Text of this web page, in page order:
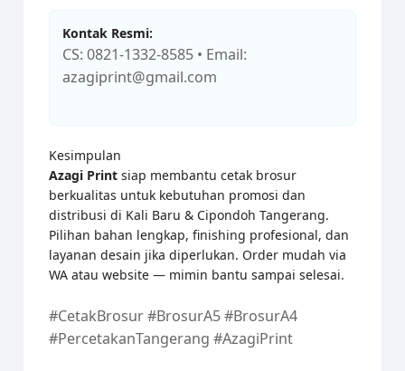
Kontak Resmi:
CS: 0821-1332-8585 • Email:
azagiprint@gmail.com
Kesimpulan
Azagi Printsiap membantu cetak brosur
berkualitas untuk kebutuhan promosi dan
distribusi di Kali Baru & Cipondoh Tangerang.
Pilihan bahan lengkap, finishing profesional, dan
layanan desain jika diperlukan. Order mudah via
WA atau website — mimin bantu sampai selesai.
#CetakBrosur #BrosurA5 #BrosurA4
#PercetakanTangerang #AzagiPrint